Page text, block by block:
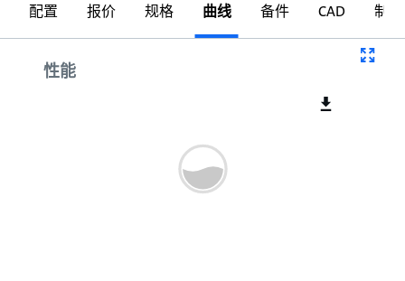
配置 报价 规格 曲线 备件 CAD 制图
性能